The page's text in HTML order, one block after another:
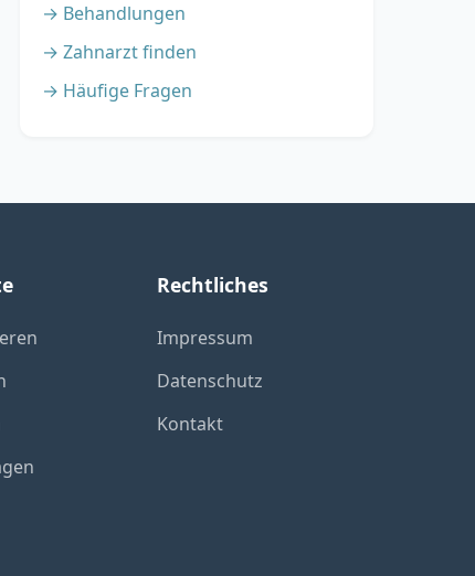
→ Behandlungen
→ Zahnarzt finden
→ Häufige Fragen
Rechtliches
Impressum
Datenschutz
Kontakt